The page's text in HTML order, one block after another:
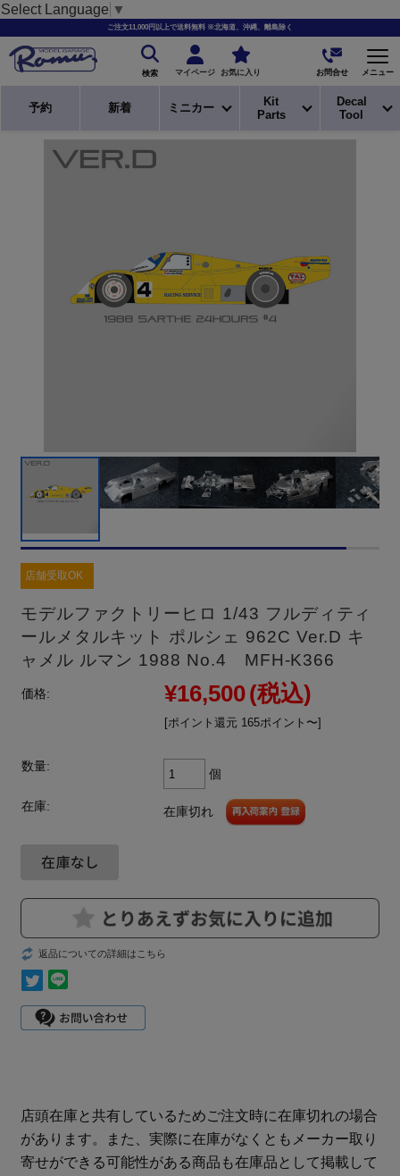
Select Language ▼
ご注文11,000円以上で送料無料 ※北海道、沖縄、離島除く
検索 マイページ お気に入り お問合せ メニュー
予約 新着 ミニカー
Kit
Parts
Decal
Tool
店舗受取OK
モデルファクトリーヒロ 1/43 フルディティ
ールメタルキット ポルシェ 962C Ver.D キ
ャメル ルマン 1988 No.4 MFH-K366
価格: ¥16,500(税込)
[ポイント還元 165ポイント〜]
数量:
個
在庫: 在庫切れ
返品についての詳細はこちら
店頭在庫と共有しているためご注文時に在庫切れの場合
があります。また、実際に在庫がなくともメーカー取り
寄せができる可能性がある商品も在庫品として掲載して